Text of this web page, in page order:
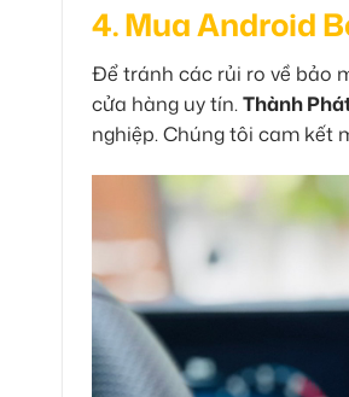
4. Mua Android
Để tránh các rủi ro về bảo
cửa hàng uy tín.Thành
nghiệp. Chúng tôi cam kết